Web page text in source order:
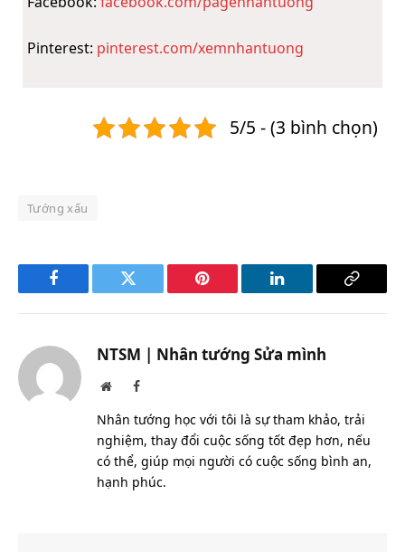
Pinterest: pinterest.com/xemnhantuong
5/5 - (3 bình chọn)
Tướng xấu
Facebook Twitter Pinterest LinkedIn
Copy
NTSM | Nhân tướng Sửa mình
WebsiteFacebook
Nhân tướng học với tôi là sự tham khảo, trải
nghiệm, thay đổi cuộc sống tốt đẹp hơn, nếu
có thể, giúp mọi người có cuộc sống bình an,
hạnh phúc.